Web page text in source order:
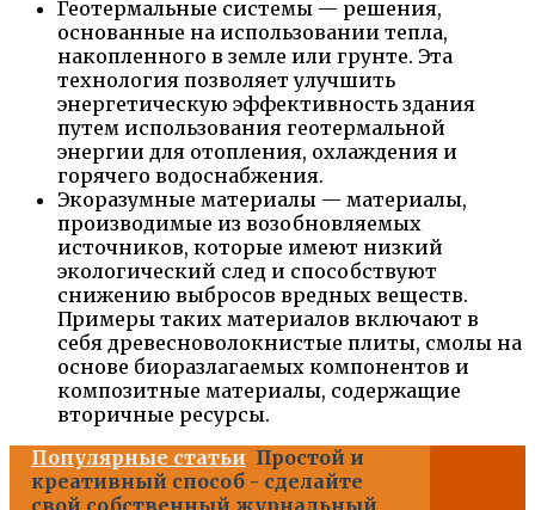
Геотермальные системы — решения,
основанные на использовании тепла,
накопленного в земле или грунте. Эта
технология позволяет улучшить
энергетическую эффективность здания
путем использования геотермальной
энергии для отопления, охлаждения и
горячего водоснабжения.
Экоразумные материалы — материалы,
производимые из возобновляемых
источников, которые имеют низкий
экологический след и способствуют
снижению выбросов вредных веществ.
Примеры таких материалов включают в
себя древесноволокнистые плиты, смолы на
основе биоразлагаемых компонентов и
композитные материалы, содержащие
вторичные ресурсы.
Популярные статьи Простой и
креативный способ - сделайте
свой собственный журнальный